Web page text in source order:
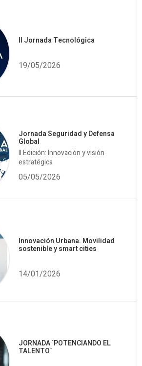
II Jornada Tecnológica
19/05/2026
Jornada Seguridad y Defensa
Global
II Edición: Innovación y visión
estratégica
05/05/2026
Innovación Urbana. Movilidad
sostenible y smart cities
14/01/2026
JORNADA ´POTENCIANDO EL
TALENTO`